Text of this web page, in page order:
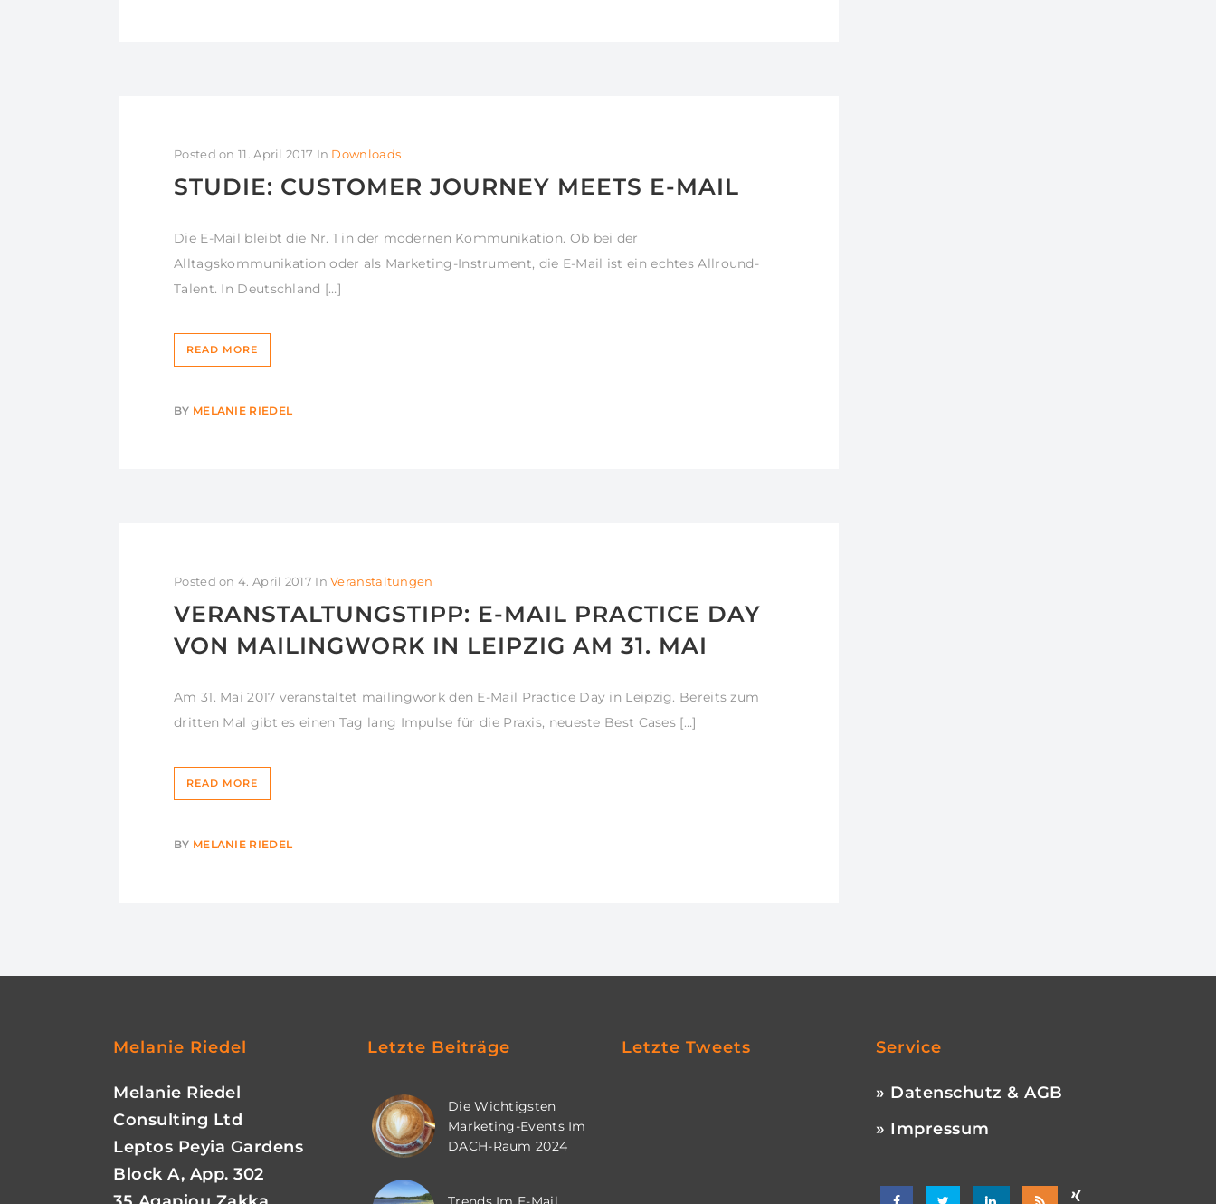
Posted on 11. April 2017 In Downloads
STUDIE: CUSTOMER JOURNEY MEETS E-MAIL
Die E-Mail bleibt die Nr. 1 in der modernen Kommunikation. Ob bei der
Alltagskommunikation oder als Marketing-Instrument, die E-Mail ist ein echtes Allround-
Talent. In Deutschland […]
READ MORE
BY MELANIE RIEDEL
Posted on 4. April 2017 InVeranstaltungen
VERANSTALTUNGSTIPP: E-MAIL PRACTICE DAY
VON MAILINGWORK IN LEIPZIG AM 31. MAI
Am 31. Mai 2017 veranstaltet mailingwork den E-Mail Practice Day in Leipzig. Bereits zum
dritten Mal gibt es einen Tag lang Impulse für die Praxis, neueste Best Cases […]
READ MORE
BY MELANIE RIEDEL
Melanie Riedel
Melanie Riedel
Consulting Ltd
Leptos Peyia Gardens
Block A, App. 302
Letzte Beiträge
Die Wichtigsten
Marketing-Events Im
DACH-Raum 2024
Letzte Tweets Service
» Datenschutz & AGB
» Impressum